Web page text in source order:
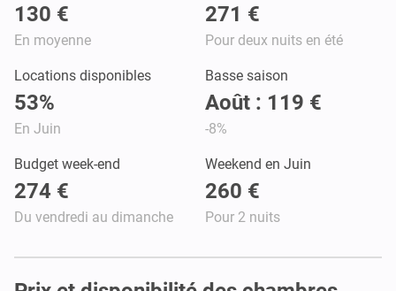
130 €
En moyenne
271 €
Pour deux nuits en été
Locations disponibles
53%
En Juin
Basse saison
Août : 119 €
-8%
Budget week-end
274 €
Du vendredi au dimanche
Weekend en Juin
260 €
Pour 2 nuits